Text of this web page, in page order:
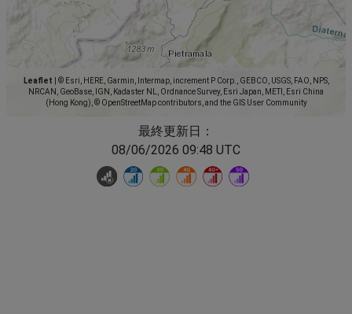
Leaflet
© Esri, HERE, Garmin, Intermap, increment P Corp., GEBCO, USGS, FAO, NPS,
NRCAN, GeoBase, IGN, Kadaster NL, Ordnance Survey, Esri Japan, METI, Esri China
(Hong Kong), © OpenStreetMap contributors, and the GIS User Community
最終更新日：
08/06/2026 09:48 UTC